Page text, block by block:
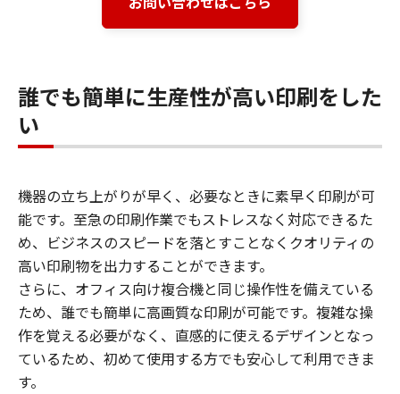
誰でも簡単に生産性が高い印刷をした
い
機器の立ち上がりが早く、必要なときに素早く印刷が可
能です。至急の印刷作業でもストレスなく対応できるた
め、ビジネスのスピードを落とすことなくクオリティの
高い印刷物を出力することができます。
さらに、オフィス向け複合機と同じ操作性を備えている
ため、誰でも簡単に高画質な印刷が可能です。複雑な操
作を覚える必要がなく、直感的に使えるデザインとなっ
ているため、初めて使用する方でも安心して利用できま
す。